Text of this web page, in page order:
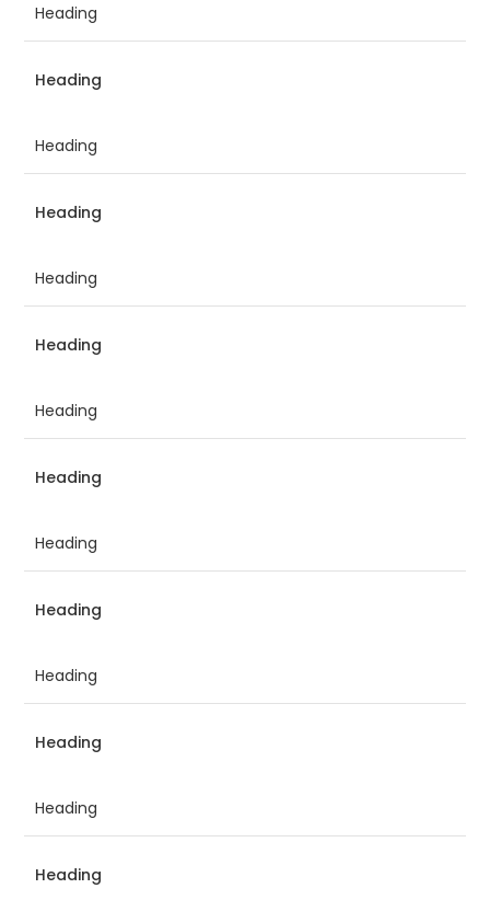
Heading
Heading
Heading
Heading
Heading
Heading
Heading
Heading
Heading
Heading
Heading
Heading
Heading
Heading